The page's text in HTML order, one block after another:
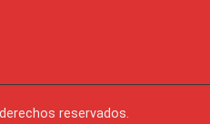
reservados.